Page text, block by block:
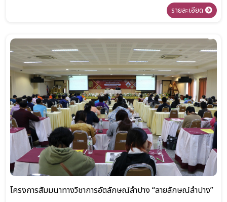
รายละเอียด
โครงการสัมมนาทางวิชาการอัตลักษณ์ลำปาง “ลายลักษณ์ลำปาง”